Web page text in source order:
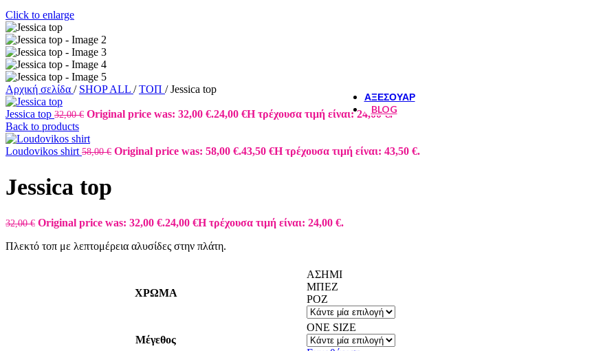
ΑΞΕΣΟΥΑΡ
BLOG
Click to enlarge
Αρχική σελίδα / SHOP ALL / ΤΟΠ / Jessica top
Jessica top 32,00€ Original price was: 32,00 €.24,00 €Η τρέχουσα τιμή είναι: 24,00 €.
Back to products
Loudovikos shirt 58,00€ Original price was: 58,00 €.43,50 €Η τρέχουσα τιμή είναι: 43,50 €.
Jessica top
32,00€ Original price was: 32,00 €.24,00 €Η τρέχουσα τιμή είναι: 24,00 €.
Πλεκτό τοπ με λεπτομέρεια αλυσίδες στην πλάτη.
ΧΡΩΜΑ
ΑΣΗΜΙ
ΜΠΕΖ
ΡΟΖ
Μέγεθος
ONE SIZE